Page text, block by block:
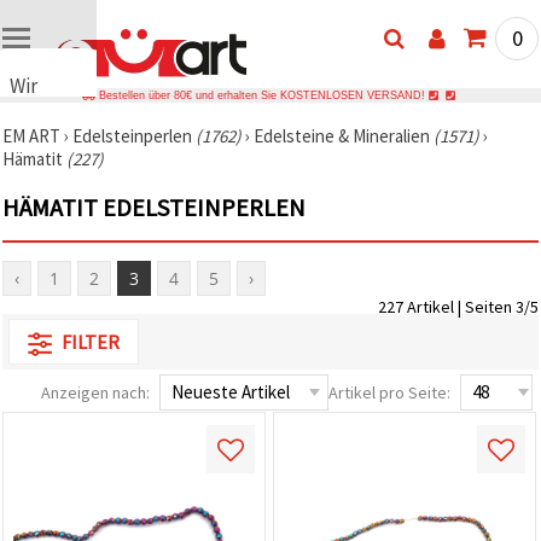
Wir
Cookies
🍪 Wir
Cookies
ähnliche
um das
der Website
Nutzungserlebnis
0
Bestellen über 80€ und erhalten Sie KOSTENLOSEN VERSAND!
EM ART › Edelsteinperlen (1762)› Edelsteine & Mineralien (1571)›
Hämatit (227)
HÄMATIT EDELSTEINPERLEN
‹ 1 2 3 4 5 ›
227 Artikel | Seiten 3/5
FILTER
Anzeigen nach: Artikel pro Seite: